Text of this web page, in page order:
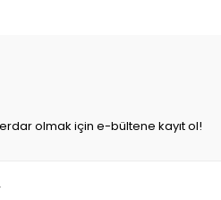
olmak için e-bültene kayıt ol!